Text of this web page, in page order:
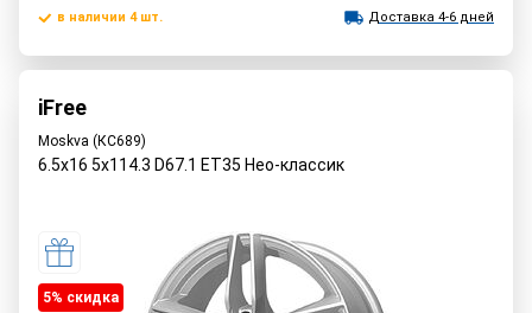
в наличии 4 шт. Доставка 4-6 дней
iFree
Moskva (КС689)
6.5x16 5x114.3 D67.1 ET35 Нео-классик
5% cкидка